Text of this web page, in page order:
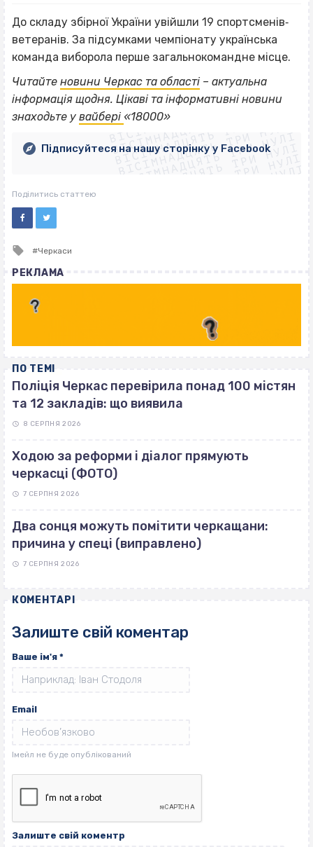
До складу збірної України увійшли 19 спортсменів‐
ветеранів. За підсумками чемпіонату українська
команда виборола перше загальнокомандне місце.
Читайте новини Черкас та області – актуальна
інформація щодня. Цікаві та інформативні новини
знаходьте у вайбері «18000»
ВІСІМНАДЦЯТЬ ТРИ НУЛІ
ВІСІМНАДЦЯТЬ ТРИ НУЛІ
ВІСІМНАДЦЯТЬ ТРИ НУЛІ
ВІСІМНАДЦЯТЬ ТРИ НУЛІ
ВІСІМНАДЦЯТЬ ТРИ НУЛІ
ВІСІМНАДЦЯТЬ ТРИ НУЛІ
ВІСІМНАДЦЯТЬ ТРИ НУЛІ
ВІСІМНАДЦЯТЬ ТРИ НУЛІ
Підписуйтеся на нашу сторінку у Facebook
Поділитись статтею
Tagged
Черкаси
РЕКЛАМА
ПО ТЕМІ
Поліція Черкас перевірила понад 100 містян
та 12 закладів: що виявила
8 СЕРПНЯ 2026
Ходою за реформи і діалог прямують
черкасці (ФОТО)
7 СЕРПНЯ 2026
Два сонця можуть помітити черкащани:
причина у спеці (виправлено)
7 СЕРПНЯ 2026
КОМЕНТАРІ
Залиште свій коментар
Ваше ім'я *
Email
Залиште свій коментр